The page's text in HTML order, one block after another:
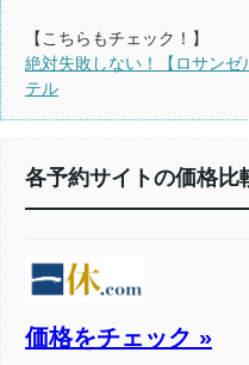
【こちらもチェック！】
絶対失敗しない！【ロサン
テル
各予約サイトの価格比
価格をチェック »